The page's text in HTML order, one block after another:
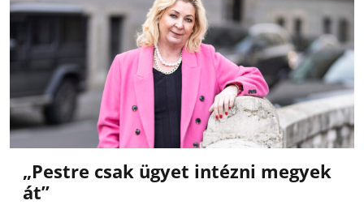
„Pestre csak ügyet intézni megyek
át”